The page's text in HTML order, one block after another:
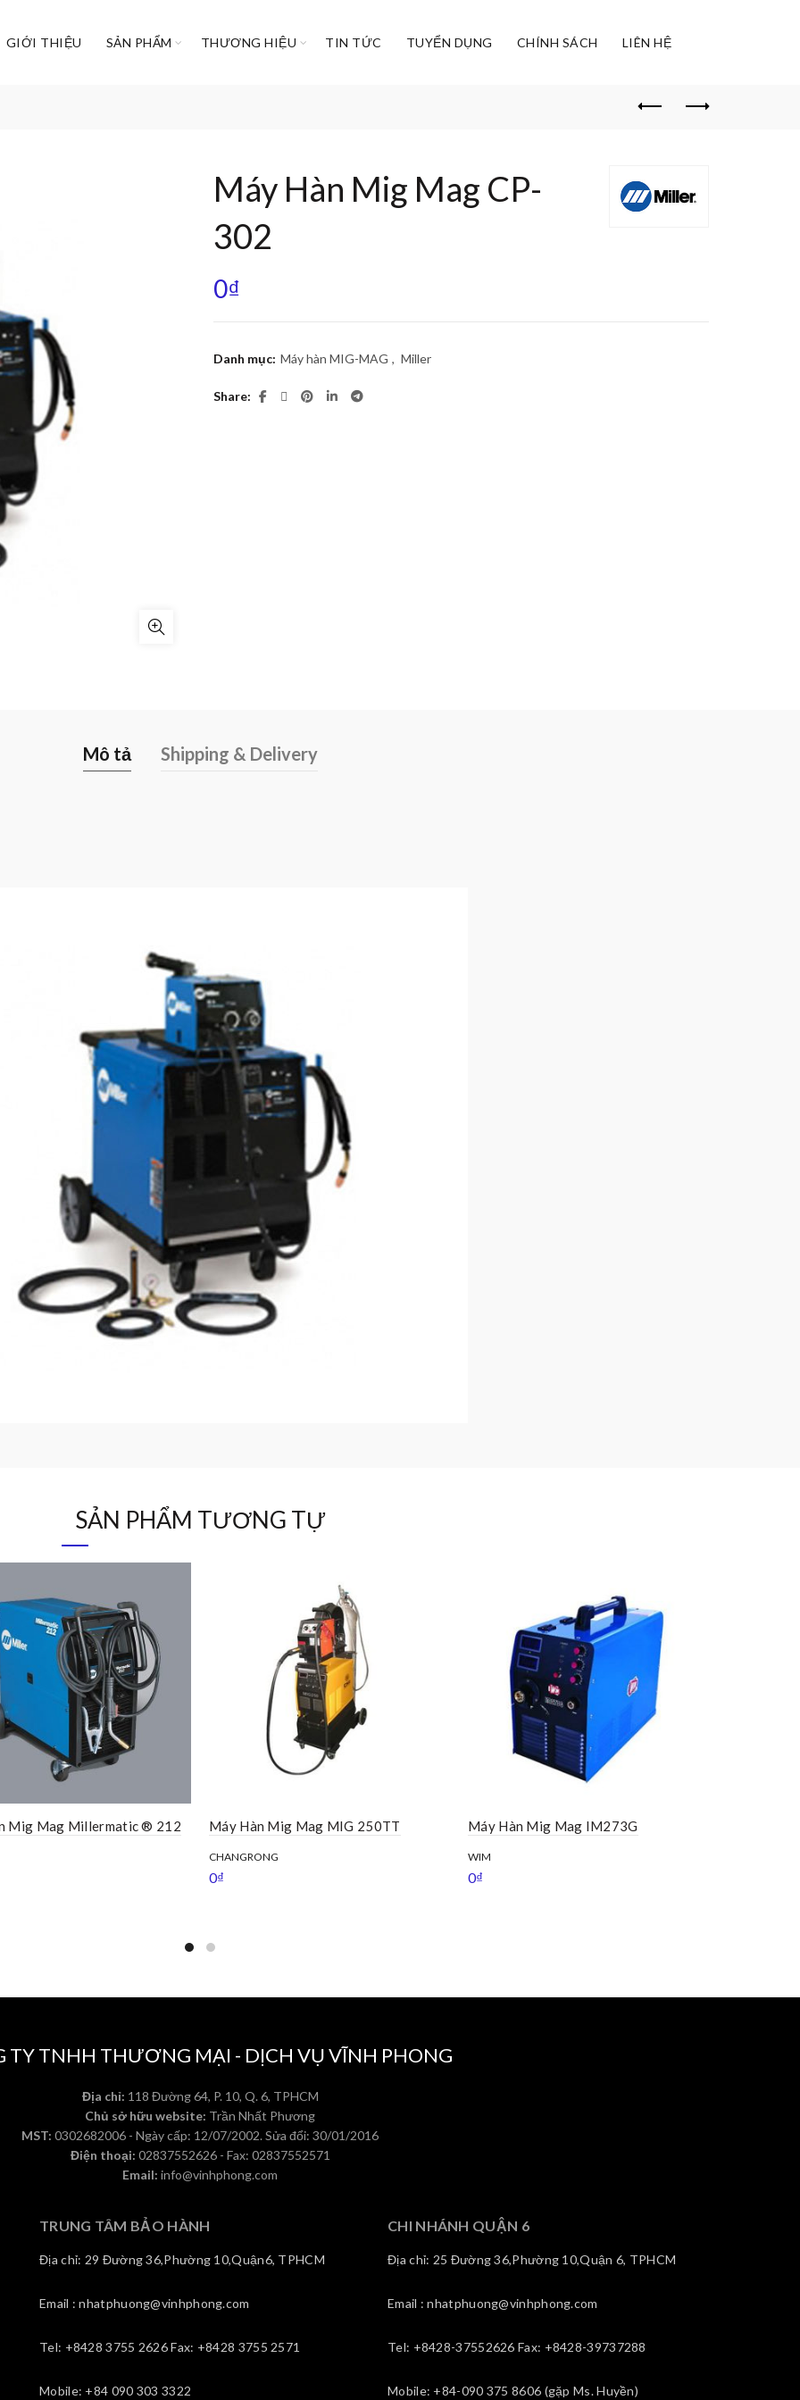
GIỚI THIỆU SẢN PHẨM THƯƠNG HIỆU TIN TỨC TUYỂN DỤNG CHÍNH SÁCH LIÊN HỆ
Máy Hàn Mig Mag CP-
302
0₫
Danh mục: Máy hàn MIG-MAG , Miller
Share
Mô tả Shipping & Delivery
SẢN PHẨM TƯƠNG TỰ
Mig Mag Millermatic ® 212 Máy Hàn Mig Mag MIG 250TT
CHANGRONG
0₫
Máy Hàn Mig Mag IM273G
WIM
0₫
TY TNHH THƯƠNG MẠI - DỊCH VỤ VĨNH PHONG
Địa chỉ: 118 Đường 64, P. 10, Q. 6, TPHCM
Chủ sở hữu website: Trần Nhất Phương
MST: 0302682006 - Ngày cấp: 12/07/2002. Sửa đổi: 30/01/2016
Điện thoại: 02837552626 - Fax: 02837552571
Email: info@vinhphong.com
TRUNG TÂM BẢO HÀNH
Địa chỉ: 29 Đường 36,Phường 10,Quận6, TPHCM
Email : nhatphuong@vinhphong.com
Tel: +8428 3755 2626 Fax: +8428 3755 2571
Mobile: +84 090 303 3322
CHI NHÁNH QUẬN 6
Địa chỉ: 25 Đường 36,Phường 10,Quận 6, TPHCM
Email : nhatphuong@vinhphong.com
Tel: +8428-37552626 Fax: +8428-39737288
Mobile: +84-090 375 8606 (gặp Ms. Huyền)